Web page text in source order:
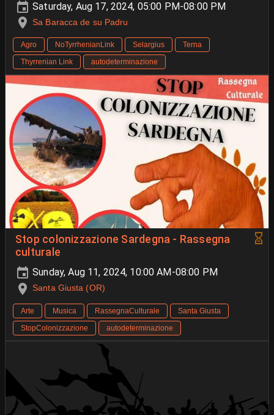
Saturday, Aug 17, 2024, 05:00 PM-08:00 PM
Sa Baracca de su Padru
Agro NoTyrrhenianLink Selargius
Terna
Thyrrenian Link
autodeterminazione
Stop colonizzazione Sardegna - Rassegna
culturale
Sunday, Aug 11, 2024, 10:00 AM-08:00 PM
Santa Giusta (OR)
Arte Musica RassegnaCulturale
Santa Giusta
StopColonizzazione
autodeterminazione